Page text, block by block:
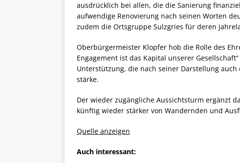
ausdrücklich bei allen, die die Sanierung
aufwendige Renovierung nach seinen Worten
zudem die Ortsgruppe Sulzgries für deren
Oberbürgermeister Klopfer hob die Rolle des
Engagement ist das Kapital unserer
Unterstützung, die nach seiner Darstellung
stärke.
Der wieder zugängliche Aussichtsturm ergänzt
künftig wieder stärker von Wandernden und
Quelle anzeigen
Auch interessant: